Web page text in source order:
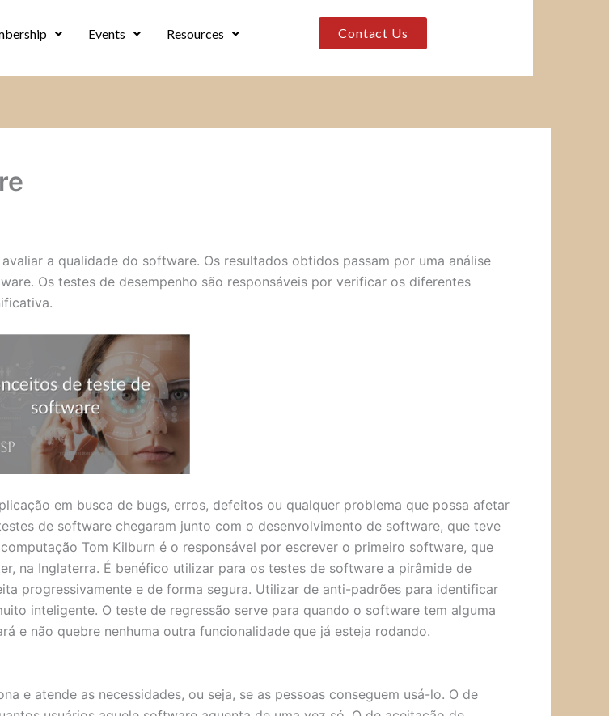
Events Resources Contact Us
a qualidade do software. Os resultados obtidos passam por uma análise
Os testes de desempenho são responsáveis por verificar os diferentes
em busca de bugs, erros, defeitos ou qualquer problema que possa afetar
de software chegaram junto com o desenvolvimento de software, que teve
Tom Kilburn é o responsável por escrever o primeiro software, que
na Inglaterra. É benéfico utilizar para os testes de software a pirâmide de
progressivamente e de forma segura. Utilizar de anti-padrões para identificar
inteligente. O teste de regressão serve para quando o software tem alguma
e não quebre nenhuma outra funcionalidade que já esteja rodando.
e atende as necessidades, ou seja, se as pessoas conseguem usá-lo. O de